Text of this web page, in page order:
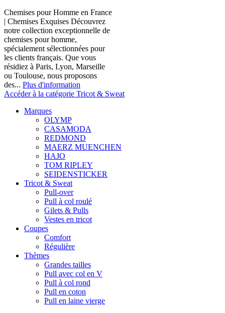
Chemises pour Homme en France
| Chemises Exquises Découvrez
notre collection exceptionnelle de
chemises pour homme,
spécialement sélectionnées pour
les clients français. Que vous
résidiez à Paris, Lyon, Marseille
ou Toulouse, nous proposons
des... Plus d'information
Accéder à la catégorie Tricot & Sweat
Marques
OLYMP
CASAMODA
REDMOND
MAERZ MUENCHEN
HAJO
TOM RIPLEY
SEIDENSTICKER
Tricot & Sweat
Pull-over
Pull à col roulé
Gilets & Pulls
Vestes en tricot
Coupes
Comfort
Régulière
Thèmes
Grandes tailles
Pull avec col en V
Pull à col rond
Pull en coton
Pull en laine vierge